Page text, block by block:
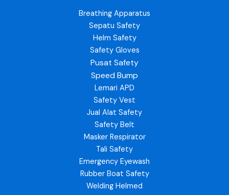
Breathing Apparatus
Sepatu Safety
Helm Safety
Safety Gloves
Pusat Safety
Speed Bump
Lemari APD
Safety Vest
Jual Alat Safety
Safety Belt
Masker Respirator
Tali Safety
Emergency Eyewash
Rubber Boat Safety
Welding Helmed